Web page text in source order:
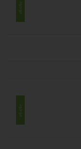
موجود
موجود